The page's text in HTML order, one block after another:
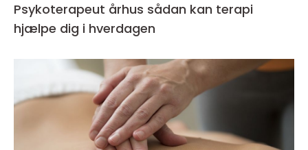
Psykoterapeut århus sådan kan terapi
hjælpe dig i hverdagen